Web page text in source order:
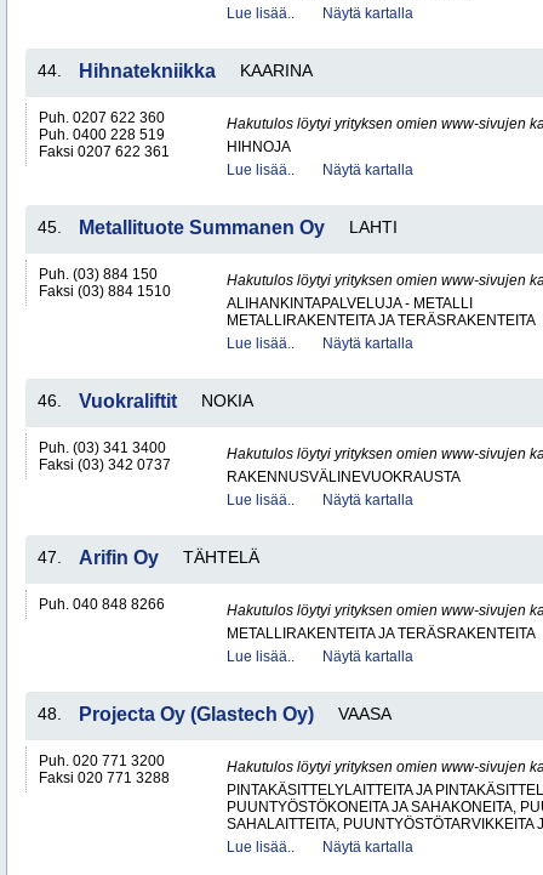
Lue lisää..
Näytä kartalla
44. Hihnatekniikka KAARINA
Puh. 0207 622 360
Puh. 0400 228 519
Faksi 0207 622 361
Hakutulos löytyi yrityksen omien www-sivujen
HIHNOJA
Lue lisää..
Näytä kartalla
45. Metallituote Summanen Oy LAHTI
Puh. (03) 884 150
Faksi (03) 884 1510
Hakutulos löytyi yrityksen omien www-sivujen
ALIHANKINTAPALVELUJA - METALLI
METALLIRAKENTEITA JA TERÄSRAKENTEITA
Lue lisää..
Näytä kartalla
46. Vuokraliftit NOKIA
Puh. (03) 341 3400
Faksi (03) 342 0737
Hakutulos löytyi yrityksen omien www-sivujen
RAKENNUSVÄLINEVUOKRAUSTA
Lue lisää..
Näytä kartalla
47. Arifin Oy TÄHTELÄ
Puh. 040 848 8266
Hakutulos löytyi yrityksen omien www-sivujen
METALLIRAKENTEITA JA TERÄSRAKENTEITA
Lue lisää..
Näytä kartalla
48. Projecta Oy (Glastech Oy) VAASA
Puh. 020 771 3200
Faksi 020 771 3288
Hakutulos löytyi yrityksen omien www-sivujen
PINTAKÄSITTELYLAITTEITA JA
PUUNTYÖSTÖKONEITA JA SAHAKONEITA,
SAHALAITTEITA, PUUNTYÖSTÖTARVIKKEITA
Lue lisää..
Näytä kartalla